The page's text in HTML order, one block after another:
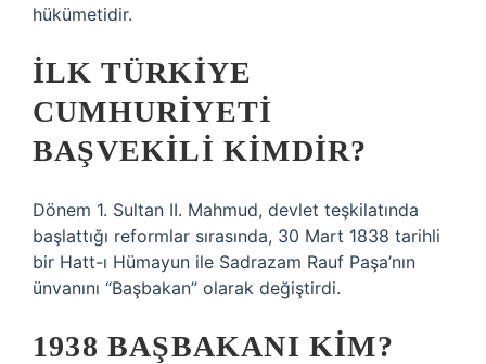
hükümetidir.
İLK TÜRKIYE
CUMHURIYETI
BAŞVEKILI KIMDIR?
Dönem 1. Sultan II. Mahmud, devlet teşkilatında
başlattığı reformlar sırasında, 30 Mart 1838 tarihli
bir Hatt-ı Hümayun ile Sadrazam Rauf Paşa’nın
ünvanını “Başbakan” olarak değiştirdi.
1938 BAŞBAKANI KIM?